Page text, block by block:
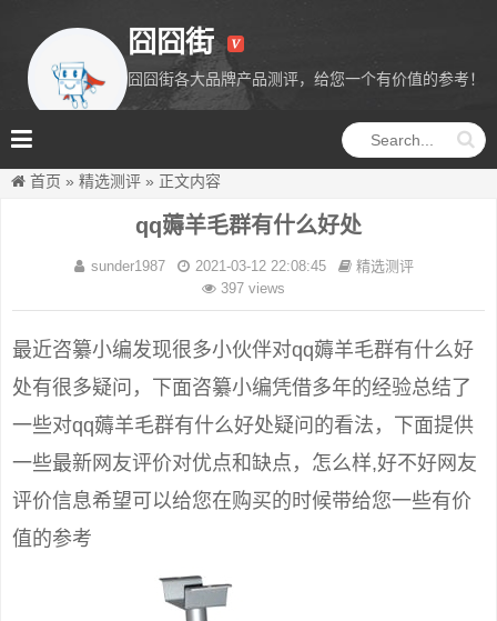
囧囧街
囧囧街各大品牌产品测评，给您一个有价值的参考！
首页 » 精选测评 » 正文内容
qq薅羊毛群有什么好处
sunder1987 2021-03-12 22:08:45
精选测评
397 views
最近咨纂小编发现很多小伙伴对qq薅羊毛群有什么好
处有很多疑问，下面咨纂小编凭借多年的经验总结了
一些对qq薅羊毛群有什么好处疑问的看法，下面提供
一些最新网友评价对优点和缺点，怎么样,好不好网友
评价信息希望可以给您在购买的时候带给您一些有价
值的参考